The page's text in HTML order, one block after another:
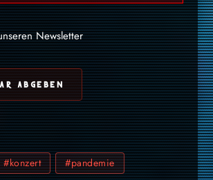
Newsletter
#konzert #pandemie